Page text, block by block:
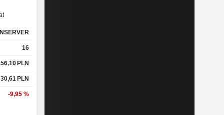
16
PLN
PLN
-9,95 %